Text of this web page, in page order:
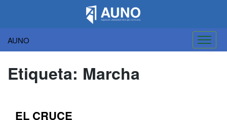
AUNO
contenido
Etiqueta: Marcha
EL CRUCE